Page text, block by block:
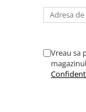
Kugoo G2 Pro
Piese Xiaomi
Scooter 3 Lite (Mi3
Scooter 4 PRO (Mi4
Vreau sa